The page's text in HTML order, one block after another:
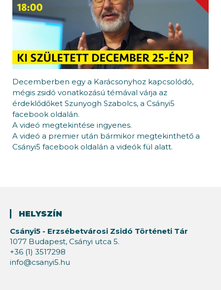
Decemberben egy a Karácsonyhoz kapcsolódó,
mégis zsidó vonatkozású témával várja az
érdeklődőket Szunyogh Szabolcs, a Csányi5
facebook oldalán.
A videó megtekintése ingyenes.
A videó a premier után bármikor megtekinthető a
Csányi5 facebook oldalán a videók fül alatt.
HELYSZÍN
Csányi5 - Erzsébetvárosi Zsidó Történeti Tár
1077 Budapest, Csányi utca 5.
+36 (1) 3517298
info@csanyi5.hu